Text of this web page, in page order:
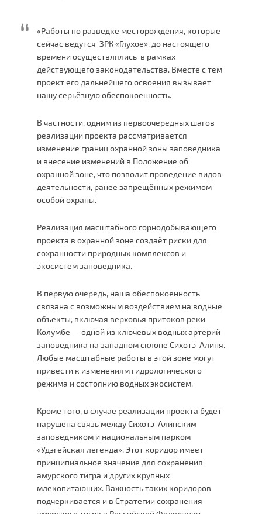
«Работы по разведке месторождения, которые
сейчас ведутся ЗРК «Глухое», до настоящего
времени осуществлялись в рамках
действующего законодательства. Вместе с тем
проект его дальнейшего освоения вызывает
нашу серьёзную обеспокоенность.
В частности, одним из первоочередных шагов
реализации проекта рассматривается
изменение границ охранной зоны заповедника
и внесение изменений в Положение об
охранной зоне, что позволит проведение видов
деятельности, ранее запрещённых режимом
особой охраны.
Реализация масштабного горнодобывающего
проекта в охранной зоне создаёт риски для
сохранности природных комплексов и
экосистем заповедника.
В первую очередь, наша обеспокоенность
связана с возможным воздействием на водные
объекты, включая верховья притоков реки
Колумбе — одной из ключевых водных артерий
заповедника на западном склоне Сихотэ-Алиня.
Любые масштабные работы в этой зоне могут
привести к изменениям гидрологического
режима и состоянию водных экосистем.
Кроме того, в случае реализации проекта будет
нарушена связь между Сихотэ-Алинским
заповедником и национальным парком
«Удэгейская легенда». Этот коридор имеет
принципиальное значение для сохранения
амурского тигра и других крупных
млекопитающих. Важность таких коридоров
подчеркивается и в Стратегии сохранения